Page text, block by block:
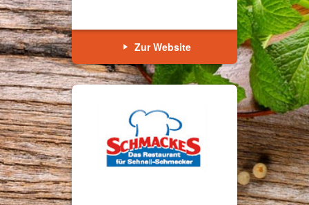
Zur Website